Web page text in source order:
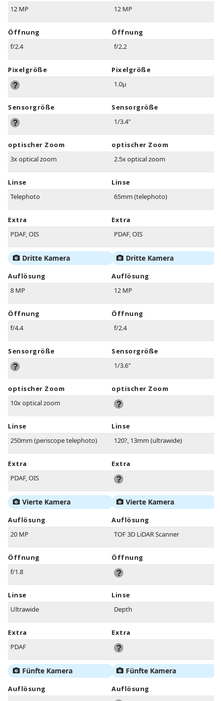
12 MP
Öffnung
f/2.4
Pixelgröße
Sensorgröße
optischer Zoom
3x optical zoom
Linse
Telephoto
Extra
PDAF, OIS
Dritte Kamera
Auflösung
8 MP
Öffnung
f/4.4
Sensorgröße
optischer Zoom
10x optical zoom
Linse
250mm (periscope telephoto)
Extra
PDAF, OIS
Vierte Kamera
Auflösung
20 MP
Öffnung
f/1.8
Linse
Ultrawide
Extra
PDAF
Fünfte Kamera
Auflösung
12 MP
Öffnung
f/2.2
Pixelgröße
1.0µ
Sensorgröße
1/3.4"
optischer Zoom
2.5x optical zoom
Linse
65mm (telephoto)
Extra
PDAF, OIS
Dritte Kamera
Auflösung
12 MP
Öffnung
f/2.4
Sensorgröße
1/3.6"
optischer Zoom
Linse
120?, 13mm (ultrawide)
Extra
Vierte Kamera
Auflösung
TOF 3D LiDAR Scanner
Öffnung
Linse
Depth
Extra
Fünfte Kamera
Auflösung